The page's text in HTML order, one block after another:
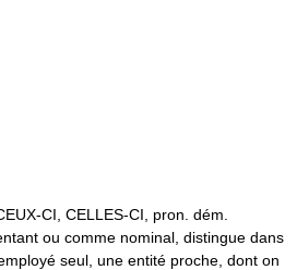
CI, CELLES-CI, pron. dém.
ou comme nominal, distingue dans
seul, une entité proche, dont on